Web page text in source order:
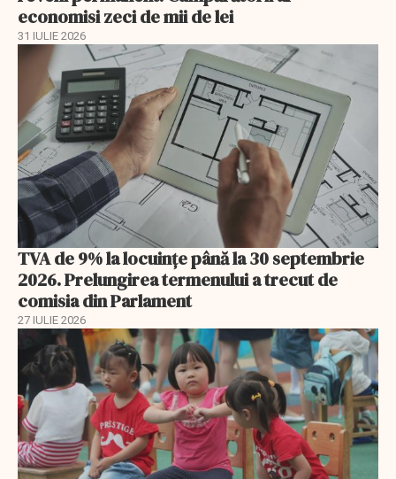
economisi zeci de mii de lei
31 IULIE 2026
TVA de 9% la locuințe până la 30 septembrie
2026. Prelungirea termenului a trecut de
comisia din Parlament
27 IULIE 2026